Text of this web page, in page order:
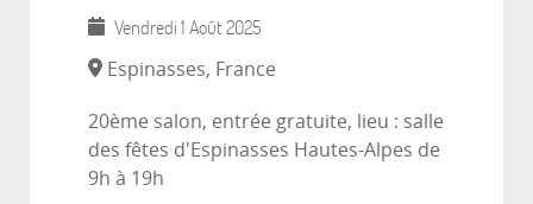
Vendredi 1 Août 2025
Espinasses, France
20ème salon, entrée gratuite, lieu : salle
des fêtes d'Espinasses Hautes-Alpes de
9h à 19h